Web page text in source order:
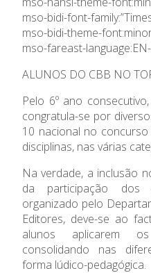
mso-bidi-font-
mso-bidi-theme-
mso-fareast-
ALUNOS DO CBB NO
Pelo 6º ano
congratula-se por
10 nacional no concurso
disciplinas, nas várias
Na verdade, a inclusão
da participação dos
organizado pelo
Editores, deve-se ao
alunos aplicarem
consolidando nas
forma lúdico-pedagógica.